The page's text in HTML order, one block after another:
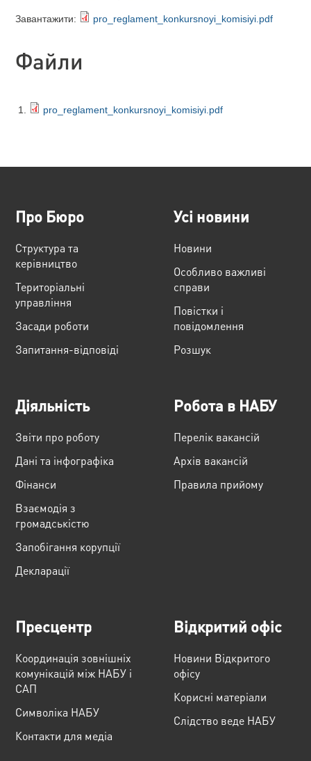
Завантажити: pro_reglament_konkursnoyi_komisiyi.pdf
Файли
pro_reglament_konkursnoyi_komisiyi.pdf
Про Бюро
Структура та
керівництво
Територіальні
управління
Засади роботи
Запитання-відповіді
Усі новини
Новини
Особливо важливі
справи
Повістки і
повідомлення
Розшук
Діяльність
Звіти про роботу
Дані та інфографіка
Фінанси
Взаємодія з
громадськістю
Запобігання корупції
Декларації
Робота в НАБУ
Перелік вакансій
Архів вакансій
Правила прийому
Пресцентр
Координація зовнішніх
комунікацій між НАБУ і
САП
Cимволіка НАБУ
Контакти для медіа
Відкритий офіс
Новини Відкритого
офісу
Корисні матеріали
Слідство веде НАБУ